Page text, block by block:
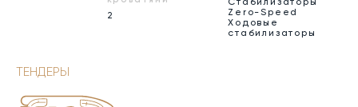
2
Zero-Speed
Ходовые
стабилизаторы
ТЕНДЕРЫ